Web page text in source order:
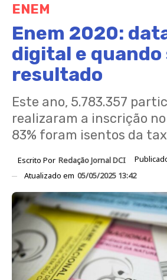
ENEM
Enem 2020:
digital e quando
resultado
Este ano, 5.783.357
realizaram a inscrição
83% foram isentos da
Escrito Por Redação Jornal DCI
Atualizado em 05/05/2025 13:42